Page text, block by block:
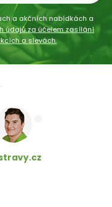
a akčních nabídkách a
údajů za účelem zasílání
a slevách.